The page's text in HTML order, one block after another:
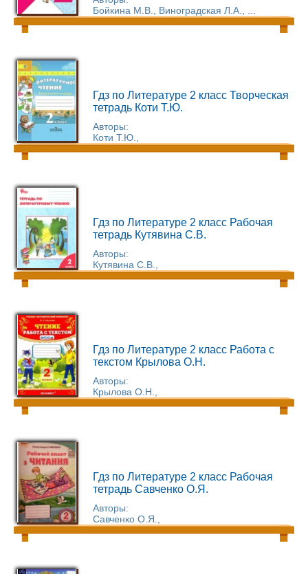
Бойкина М.В., Виноградская Л.А., ...
Гдз по Литературе 2 класс Творческая
тетрадь Коти Т.Ю.
Авторы:
Коти Т.Ю.,
Гдз по Литературе 2 класс Рабочая
тетрадь Кутявина С.В.
Авторы:
Кутявина С.В.,
Гдз по Литературе 2 класс Работа с
текстом Крылова О.Н.
Авторы:
Крылова О.Н.,
Гдз по Литературе 2 класс Рабочая
тетрадь Савченко О.Я.
Авторы:
Савченко О.Я.,